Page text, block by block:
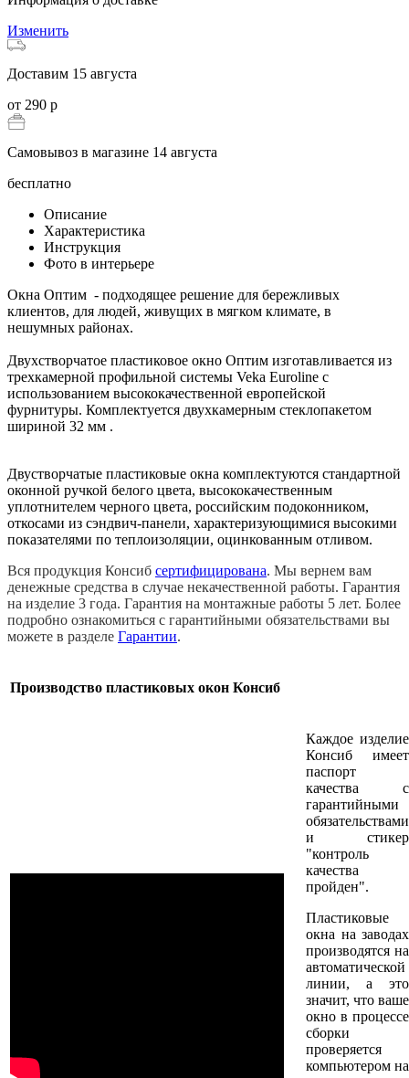
Изменить
Доставим 15 августа
от 290 р
Самовывоз в магазине 14 августа
бесплатно
Описание
Характеристика
Инструкция
Фото в интерьере
Окна Оптим - подходящее решение для бережливых
клиентов, для людей, живущих в мягком климате, в
нешумных районах.
Двухстворчатое пластиковое окно Оптим изготавливается из
трехкамерной профильной системы Veka Euroline с
использованием высококачественной европейской
фурнитуры. Комплектуется двухкамерным стеклопакетом
шириной 32 мм .
Двустворчатые пластиковые окна комплектуются стандартной
оконной ручкой белого цвета, высококачественным
уплотнителем черного цвета, российским подоконником,
откосами из сэндвич-панели, характеризующимися высокими
показателями по теплоизоляции, оцинкованным отливом.
Вся продукция Консиб сертифицирована. Мы вернем вам
денежные средства в случае некачественной работы. Гарантия
на изделие 3 года. Гарантия на монтажные работы 5 лет. Более
подробно ознакомиться с гарантийными обязательствами вы
можете в разделe Гарантии.
Производство пластиковых окон Консиб
Каждое изделие
Консиб имеет
паспорт
качества с
гарантийными
обязательствами
и стикер
"контроль
качества
пройден".
Пластиковые
окна на заводах
производятся на
автоматической
линии, а это
значит, что ваше
окно в процессе
сборки
проверяется
компьютером на